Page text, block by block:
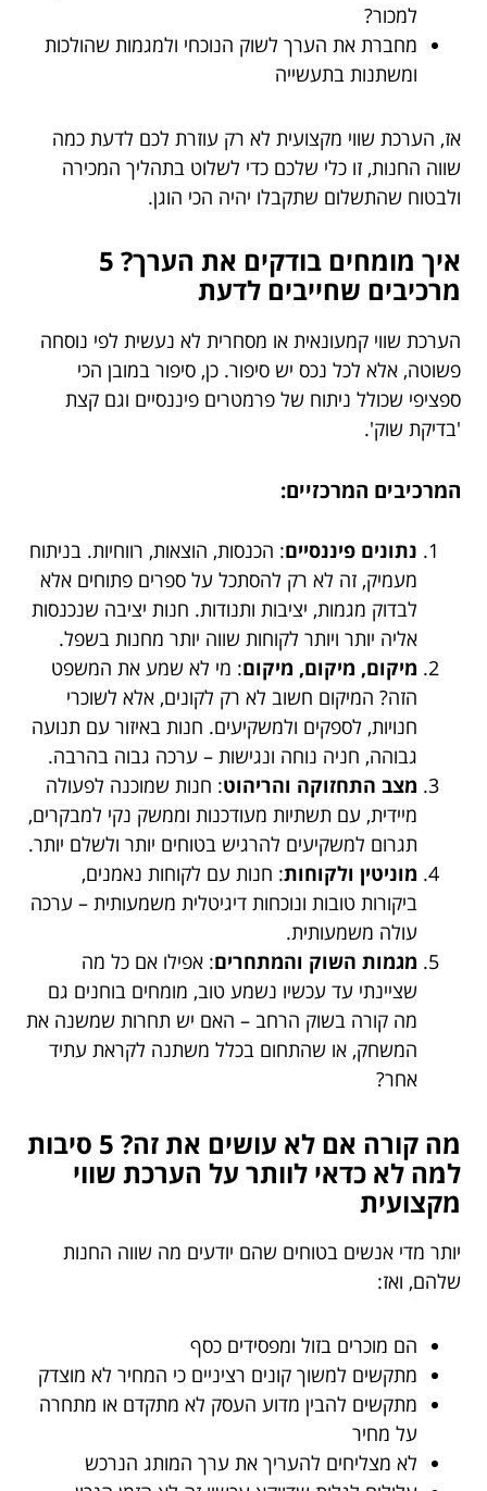
למכור?
מחברת את הערך לשוק הנוכחי ולמגמות שהולכות
ומשתנות בתעשייה
אז, הערכת שווי מקצועית לא רק עוזרת לכם לדעת כמה
שווה החנות, זו כלי שלכם כדי לשלוט בתהליך המכירה
ולבטוח שהתשלום שתקבלו יהיה הכי הוגן.
איך מומחים בודקים את הערך? 5
מרכיבים שחייבים לדעת
הערכת שווי קמעונאית או מסחרית לא נעשית לפי נוסחה
פשוטה, אלא לכל נכס יש סיפור. כן, סיפור במובן הכי
ספציפי שכולל ניתוח של פרמטרים פיננסיים וגם קצת
'בדיקת שוק'.
המרכיבים המרכזיים:
נתונים פיננסיים: הכנסות, הוצאות, רווחיות. בניתוח
מעמיק, זה לא רק להסתכל על ספרים פתוחים אלא
לבדוק מגמות, יציבות ותנודות. חנות יציבה שנכנסות
אליה יותר ויותר לקוחות שווה יותר מחנות בשפל.
מיקום, מיקום, מיקום: מי לא שמע את המשפט
הזה? המיקום חשוב לא רק לקונים, אלא לשוכרי
חנויות, לספקים ולמשקיעים. חנות באיזור עם תנועה
גבוהה, חניה נוחה ונגישות – ערכה גבוה בהרבה.
מצב התחזוקה והריהוט: חנות שמוכנה לפעולה
מיידית, עם תשתיות מעודכנות וממשק נקי למבקרים,
תגרום למשקיעים להרגיש בטוחים יותר ולשלם יותר.
מוניטין ולקוחות: חנות עם לקוחות נאמנים,
ביקורות טובות ונוכחות דיגיטלית משמעותית – ערכה
עולה משמעותית.
מגמות השוק והמתחרים: אפילו אם כל מה
שציינתי עד עכשיו נשמע טוב, מומחים בוחנים גם
מה קורה בשוק הרחב – האם יש תחרות שמשנה את
המשחק, או שהתחום בכלל משתנה לקראת עתיד
אחר?
מה קורה אם לא עושים את זה? 5 סיבות
למה לא כדאי לוותר על הערכת שווי
מקצועית
יותר מדי אנשים בטוחים שהם יודעים מה שווה החנות
שלהם, ואז:
הם מוכרים בזול ומפסידים כסף
מתקשים למשוך קונים רציניים כי המחיר לא מוצדק
מתקשים להבין מדוע העסק לא מתקדם או מתחרה
על מחיר
לא מצליחים להעריך את ערך המותג הנרכש